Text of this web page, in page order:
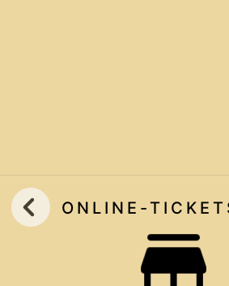
ONLINE-TICKET